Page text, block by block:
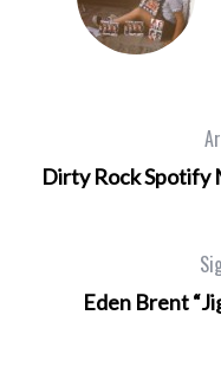
Dirty Rock Spotify
Eden Brent